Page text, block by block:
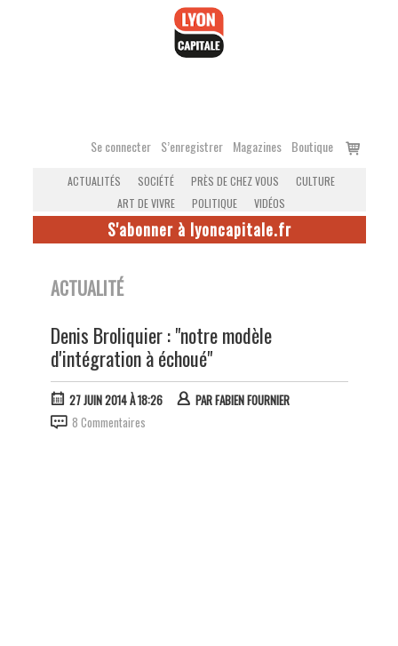
Se connecter S’enregistrer Magazines Boutique
Voir
ACTUALITÉS SOCIÉTÉ PRÈS DE CHEZ VOUS
CULTURE
ART DE VIVRE
POLITIQUE VIDÉOS
S'abonner à lyoncapitale.fr
ACTUALITÉ
Denis Broliquier : "notre modèle
d'intégration à échoué"
27 JUIN 2014 À 18:26 PARFABIEN FOURNIER
8 Commentaires